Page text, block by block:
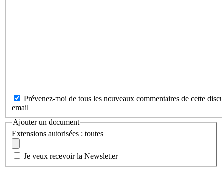
Prévenez-moi de tous les nouveaux commentaires de cette
email
Ajouter un document
Extensions autorisées : toutes
Je veux recevoir la Newsletter